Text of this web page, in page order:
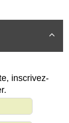

inscrivez-